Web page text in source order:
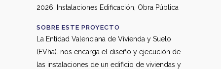
2026, Instalaciones Edificación, Obra Pública
SOBRE ESTE PROYECTO
La Entidad Valenciana de Vivienda y Suelo
(EVha). nos encarga el diseño y ejecución de
las instalaciones de un edificio de viviendas y